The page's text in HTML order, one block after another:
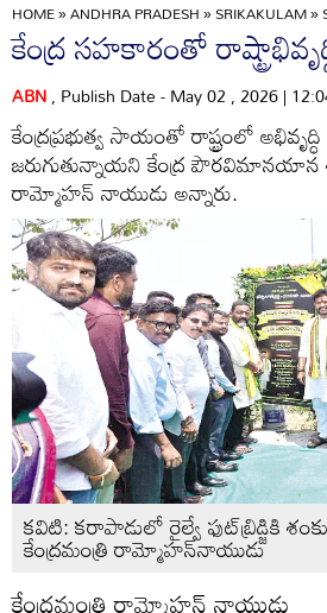
HOME»ANDHRA PRADESH»SRIKAKULAM»
కేంద్ర సహకారంతో
ABN, Publish Date - May 02 , 2026 |
కేంద్రప్రభుత్వ సాయంతో రాష్ట్రంలో
జరుగుతున్నాయని కేంద్ర పౌరవిమానయాన
రామ్మోహన్‌ నాయుడు అన్నారు.
కవిటి: కరాపాడులో రైల్వే ఫుట్‌బ్రిడ్జికి
కేంద్రమంత్రి రామ్మోహన్‌నాయుడు